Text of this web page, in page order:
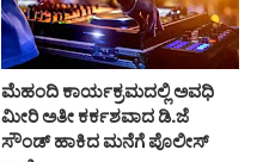
ಮೆಹಂದಿ ಕಾರ್ಯಕ್ರಮದಲ್ಲಿ ಅವಧಿ
ಮೀರಿ ಅತೀ ಕರ್ಕಶವಾದ ಡಿ.ಜೆ
ಸೌಂಡ್‌ ಹಾಕಿದ ಮನೆಗೆ ಪೊಲೀಸ್